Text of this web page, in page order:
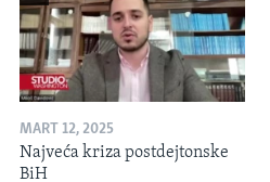
MART 12, 2025
Najveća kriza postdejtonske
BiH